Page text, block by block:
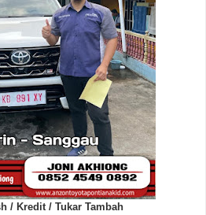
/ Kredit / Tukar Tambah